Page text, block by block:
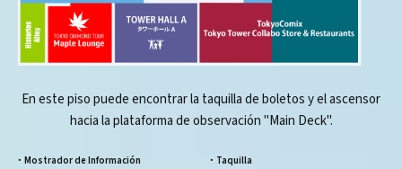
En este piso puede encontrar la taquilla de boletos y el ascensor
hacia la plataforma de observación "Main Deck".
・Mostrador de Información
・Taquilla